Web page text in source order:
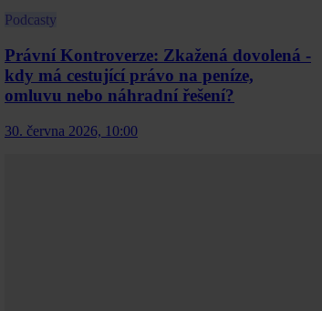
Podcasty
Právní Kontroverze: Zkažená dovolená -
kdy má cestující právo na peníze,
omluvu nebo náhradní řešení?
30. června 2026, 10:00